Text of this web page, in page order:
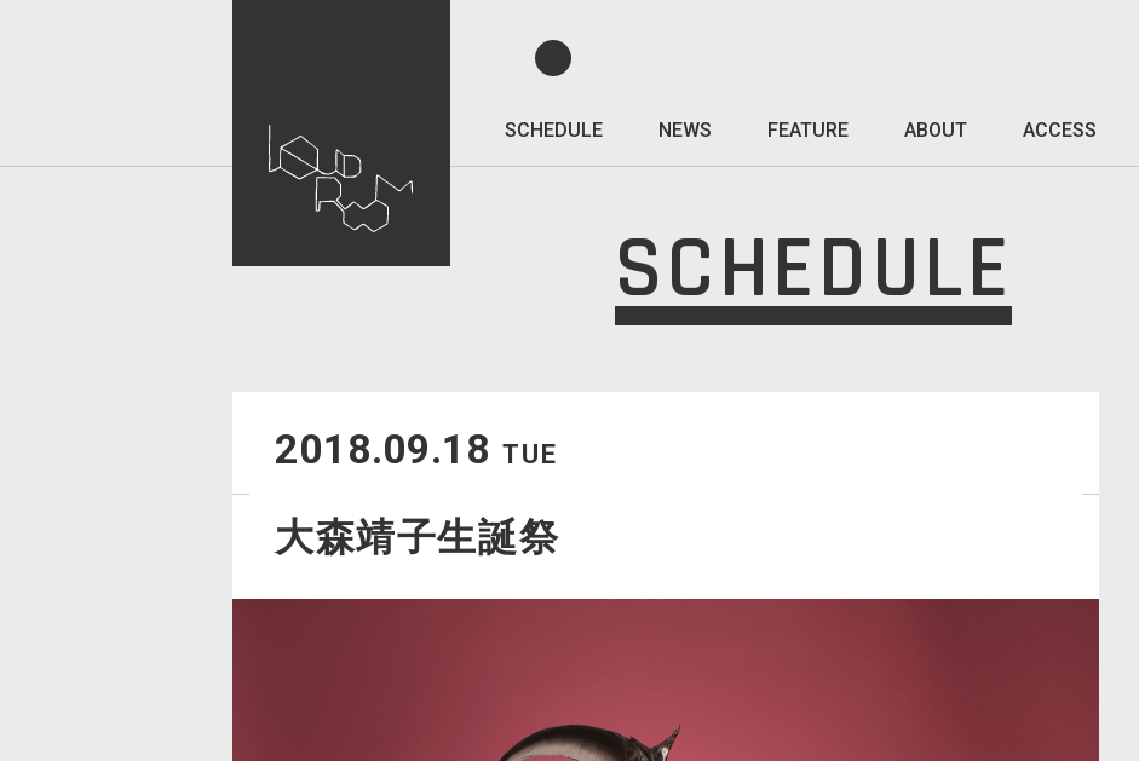
SCHEDULE NEWS FEATURE ABOUT ACCESS
SCHEDULE
2018.09.18 TUE
大森靖子生誕祭